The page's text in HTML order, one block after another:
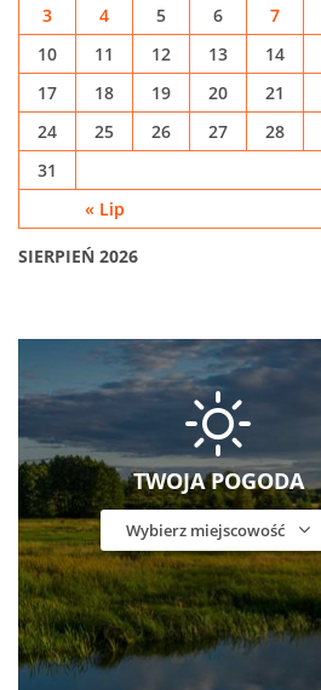
SIERPIEŃ 2026
« Lip
3
4 5 6 7
10
11 12 13 14
17
18 19 20 21
24
25 26 27 28
31
TWOJA POGODA
Wybierz miejscowość